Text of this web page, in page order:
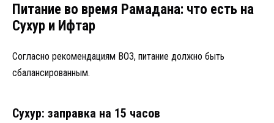
Питание во время Рамадана: что есть на
Сухур и Ифтар
Согласно рекомендациям ВОЗ, питание должно быть
сбалансированным.
Сухур: заправка на 15 часов